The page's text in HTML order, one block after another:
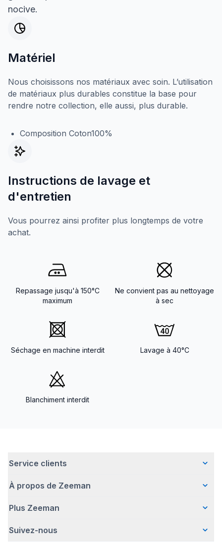
nocive.
Matériel
Nous choisissons nos matériaux avec soin. L’utilisation
de matériaux plus durables constitue la base pour
rendre notre collection, elle aussi, plus durable.
Composition Coton100%
Instructions de lavage et
d'entretien
Vous pourrez ainsi profiter plus longtemps de votre
achat.
Repassage jusqu'à 150°C
maximum
Ne convient pas au nettoyage
à sec
Séchage en machine interdit Lavage à 40°C
Blanchiment interdit
Service clients
Questions fréquentes
Livraison
Retour d'articles
À propos de Zeeman
Qui sommes-nous ?
Une entreprise responsable
Plus Zeeman
Communiqué de presse
Suivez-nous